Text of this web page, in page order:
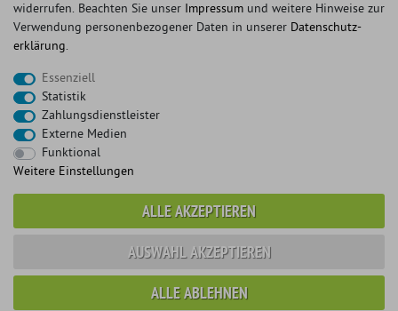
Das Internetportal für Sportendschalldämpfer, Komplettanlagen,
Rennsportanlagen, Sportendrohre, Universalteile, Fächerkrümmer,
Vorschalldämpfer, Sportkat, Ersatzrohr und Auspuffzubehör.
FOX, REMUS, FSW, FRIEDRICH MOTORSPORT, EISENMANN, ULTER
SPORT, NOVUS
sportauspuff sportkat
endrohr
downpipe
mittelschalldämpfer
fächerkrümmer
ulter
vorschalldämpfer
fsw
duplex milltek
entnehmen Sie bitte der Schaltfläche mit den Versandinformationen
widerrufen. Beachten Sie unser Impressum und weitere Hinweise zur
Verwendung personenbezogener Daten in unserer Daten­schutz­
erklärung.
Essenziell
Statistik
Zahlungsdienstleister
Externe Medien
Funktional
Weitere Einstellungen
ALLE AKZEPTIEREN
ALLE ABLEHNEN
AUSWAHL AKZEPTIEREN